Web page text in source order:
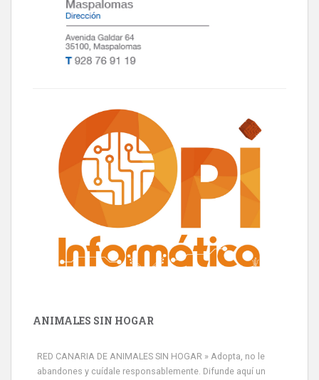
ANIMALES SIN HOGAR
RED CANARIA DE ANIMALES SIN HOGAR » Adopta, no le
abandones y cuídale responsablemente. Difunde aquí un